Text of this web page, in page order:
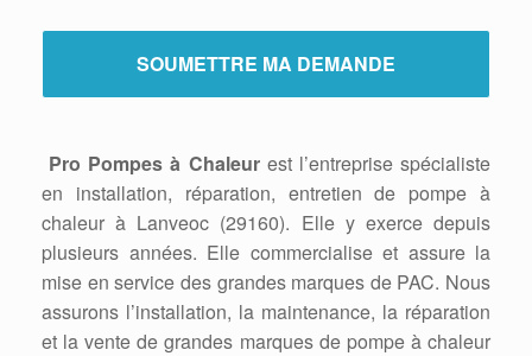
Pro Pompes à Chaleurest l’entreprise spécialiste
en installation, réparation, entretien de pompe à
chaleur à Lanveoc (29160). Elle y exerce depuis
plusieurs années. Elle commercialise et assure la
mise en service des grandes marques de PAC. Nous
assurons l’installation, la maintenance, la réparation
et la vente de grandes marques de pompe à chaleur